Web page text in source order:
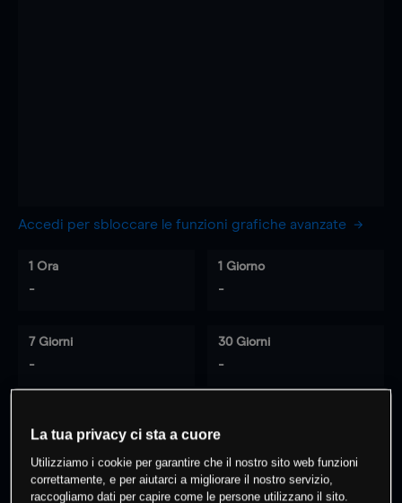
Accedi per sbloccare le funzioni grafiche avanzate
1 Ora
-
1 Giorno
-
7 Giorni
-
30 Giorni
-
0 % dei clienti hanno posizioni
questo prodotto
La tua privacy ci sta a cuore
Utilizziamo i cookie per garantire che il nostro sito web funzioni
correttamente, e per aiutarci a migliorare il nostro servizio,
raccogliamo dati per capire come le persone utilizzano il sito.